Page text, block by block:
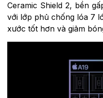
Ceramic Shield 2, bền
với lớp phủ chống lóa 7
xước tốt hơn và giảm